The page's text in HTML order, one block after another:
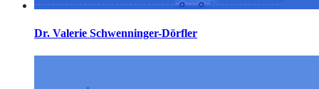
Dr. Valerie Schwenninger-Dörfler